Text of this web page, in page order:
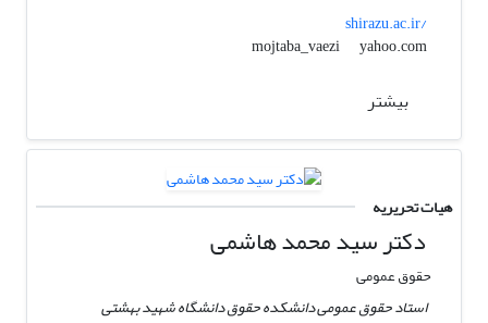
shirazu.ac.ir/
mojtaba_vaezi
yahoo.com
بیشتر
هیات تحریریه
دکتر سید محمد هاشمی
حقوق عمومی
استاد حقوق عمومی دانشکده حقوق دانشگاه شهید بهشتی